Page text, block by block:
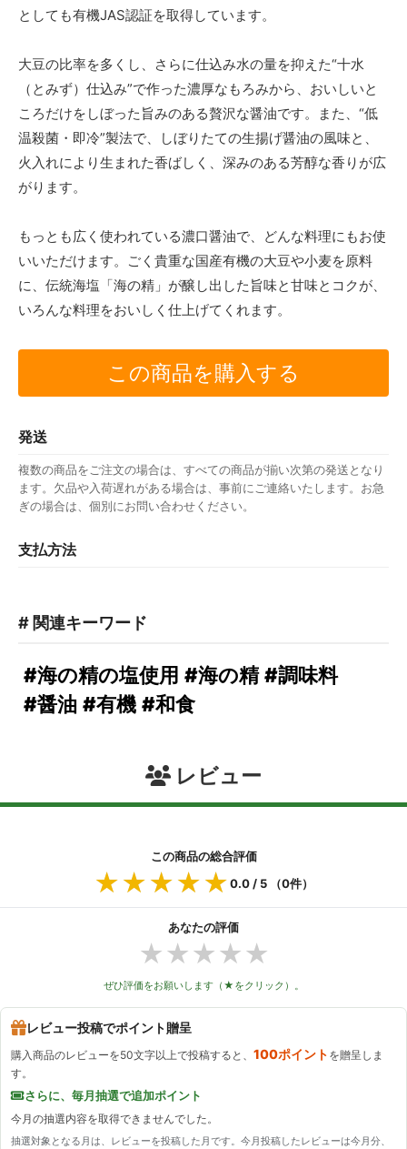
としても有機JAS認証を取得しています。
大豆の比率を多くし、さらに仕込み水の量を抑えた“十水
（とみず）仕込み”で作った濃厚なもろみから、おいしいと
ころだけをしぼった旨みのある贅沢な醤油です。また、“低
温殺菌・即冷”製法で、しぼりたての生揚げ醤油の風味と、
火入れにより生まれた香ばしく、深みのある芳醇な香りが広
がります。
もっとも広く使われている濃口醤油で、どんな料理にもお使
いいただけます。ごく貴重な国産有機の大豆や小麦を原料
に、伝統海塩「海の精」が醸し出した旨味と甘味とコクが、
いろんな料理をおいしく仕上げてくれます。
この商品を購入する
発送
複数の商品をご注文の場合は、すべての商品が揃い次第の発送となり
ます。欠品や入荷遅れがある場合は、事前にご連絡いたします。お急
ぎの場合は、個別にお問い合わせください。
支払方法
# 関連キーワード
#調味料
#醤油
#海の精
#有機 #和食
#海の精の塩使用
レビュー
この商品の総合評価
★★★★★
★★★★★0.0 / 5 （0件）
あなたの評価
★★★★★
ぜひ評価をお願いします（★をクリック）。
レビュー投稿でポイント贈呈
購入商品のレビューを50文字以上で投稿すると、 100ポイント を贈呈しま
す。
さらに、毎月抽選で追加ポイント
今月の抽選内容を取得できませんでした。
抽選対象となる月は、レビューを投稿した月です。今月投稿したレビューは今月分、